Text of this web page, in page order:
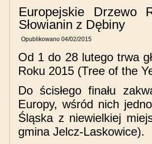
Europejskie Drzewo
Słowianin z Dębiny
Opublikowano 04/02/2015
Od 1 do 28 lutego trwa
Roku 2015 (Tree of the
Do ścisłego finału
Europy, wśród nich
Śląska z niewielkiej
gmina Jelcz-Laskowice).